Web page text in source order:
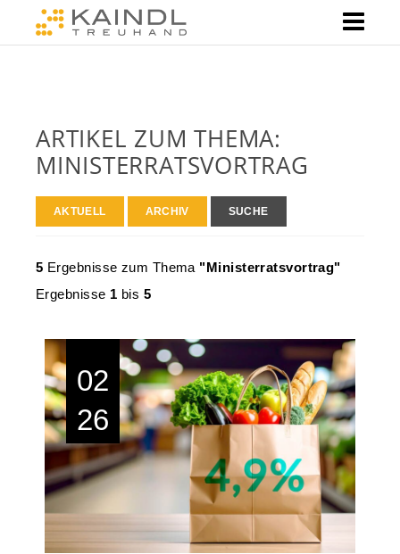
ARTIKEL ZUM THEMA:
MINISTERRATSVORTRAG
AKTUELL ARCHIV SUCHE
5 Ergebnisse zum Thema "Ministerratsvortrag"
Ergebnisse 1 bis 5
02
26